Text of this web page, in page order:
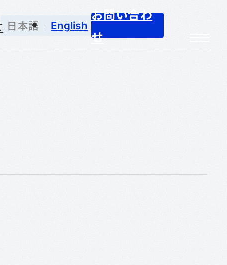
日本語 English
お問い合わ
せ